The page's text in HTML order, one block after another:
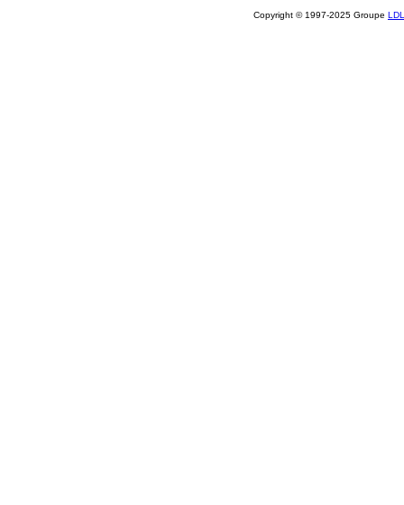
Copyright © 1997-2025 Groupe